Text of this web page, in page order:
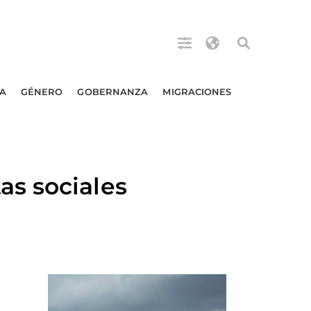
GÉNERO GOBERNANZA MIGRACIONES
sociales